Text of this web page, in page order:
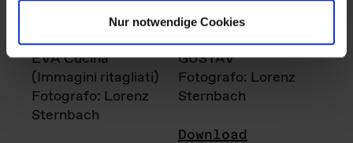
Nur notwendige Cookies
EVA Cucina
(Immagini ritagliati)
Fotografo: Lorenz
Sternbach
GUSTAV
Fotografo: Lorenz
Sternbach
Download